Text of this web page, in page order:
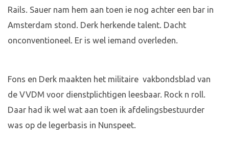
Rails. Sauer nam hem aan toen ie nog achter een bar in
Amsterdam stond. Derk herkende talent. Dacht
onconventioneel. Er is wel iemand overleden.
Fons en Derk maakten het militaire vakbondsblad van
de VVDM voor dienstplichtigen leesbaar. Rock n roll.
Daar had ik wel wat aan toen ik afdelingsbestuurder
was op de legerbasis in Nunspeet.